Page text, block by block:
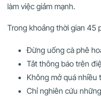
làm việc giảm mạnh.
Trong khoảng thời gian 45
Đừng uống cà phê
Tắt thông báo trên
Không mở quá nhiều
Chỉ nghiên cứu